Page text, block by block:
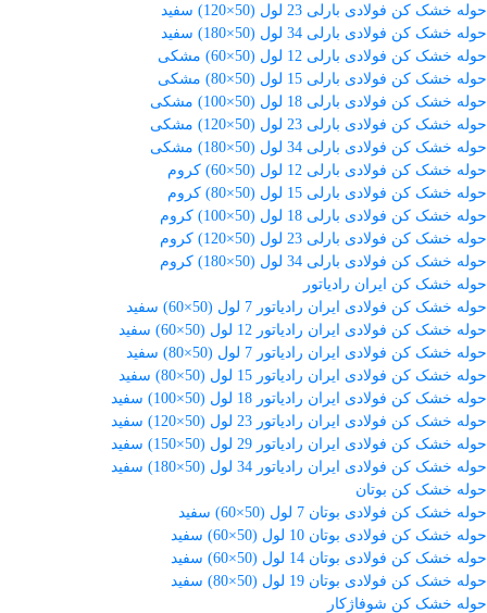
حوله خشک کن فولادی بارلی 23 لول (50×120) سفید
حوله خشک کن فولادی بارلی 34 لول (50×180) سفید
حوله خشک کن فولادی بارلی 12 لول (50×60) مشکی
حوله خشک کن فولادی بارلی 15 لول (50×80) مشکی
حوله خشک کن فولادی بارلی 18 لول (50×100) مشکی
حوله خشک کن فولادی بارلی 23 لول (50×120) مشکی
حوله خشک کن فولادی بارلی 34 لول (50×180) مشکی
حوله خشک کن فولادی بارلی 12 لول (50×60) کروم
حوله خشک کن فولادی بارلی 15 لول (50×80) کروم
حوله خشک کن فولادی بارلی 18 لول (50×100) کروم
حوله خشک کن فولادی بارلی 23 لول (50×120) کروم
حوله خشک کن فولادی بارلی 34 لول (50×180) کروم
حوله خشک کن ایران رادیاتور
حوله خشک کن فولادی ایران رادیاتور 7 لول (50×60) سفید
حوله خشک کن فولادی ایران رادیاتور 12 لول (50×60) سفید
حوله خشک کن فولادی ایران رادیاتور 7 لول (50×80) سفید
حوله خشک کن فولادی ایران رادیاتور 15 لول (50×80) سفید
حوله خشک کن فولادی ایران رادیاتور 18 لول (50×100) سفید
حوله خشک کن فولادی ایران رادیاتور 23 لول (50×120) سفید
حوله خشک کن فولادی ایران رادیاتور 29 لول (50×150) سفید
حوله خشک کن فولادی ایران رادیاتور 34 لول (50×180) سفید
حوله خشک کن بوتان
حوله خشک کن فولادی بوتان 7 لول (50×60) سفید
حوله خشک کن فولادی بوتان 10 لول (50×60) سفید
حوله خشک کن فولادی بوتان 14 لول (50×60) سفید
حوله خشک کن فولادی بوتان 19 لول (50×80) سفید
حوله خشک کن شوفاژکار